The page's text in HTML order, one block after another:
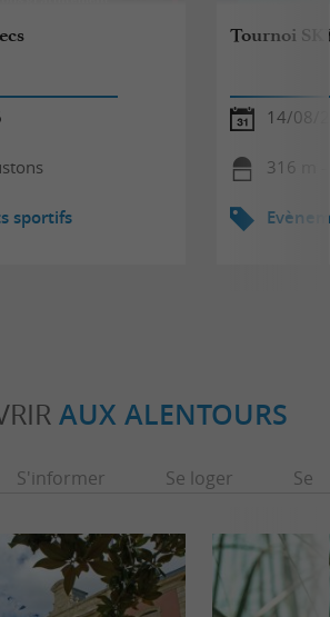
sportifs
Tournoi
14/08/
316 m -
AUX ALENTOURS
S'informer Se loger Se